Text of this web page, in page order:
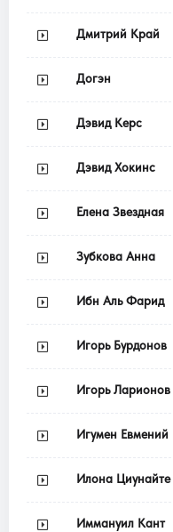
Дмитрий Край
Догэн
Дэвид Керс
Дэвид Хокинс
Елена Звездная
Зубкова Анна
Ибн Аль Фарид
Игорь Бурдонов
Игорь Ларионов
Игумен Евмений
Илона Циунайте
Иммануил Кант